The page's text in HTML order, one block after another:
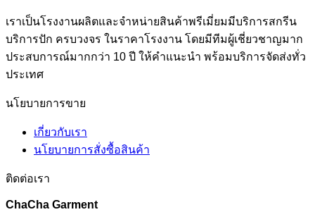
เราเป็นโรงงานผลิตและจำหน่ายสินค้าพรีเมี่ยมมีบริการสกรีน
บริการปัก ครบวงจร ในราคาโรงงาน โดยมีทีมผู้เชี่ยวชาญมาก
ประสบการณ์มากกว่า 10 ปี ให้คำแนะนำ พร้อมบริการจัดส่งทั่ว
ประเทศ
นโยบายการขาย
เกี่ยวกับเรา
นโยบายการสั่งซื้อสินค้า
ติดต่อเรา
ChaCha Garment